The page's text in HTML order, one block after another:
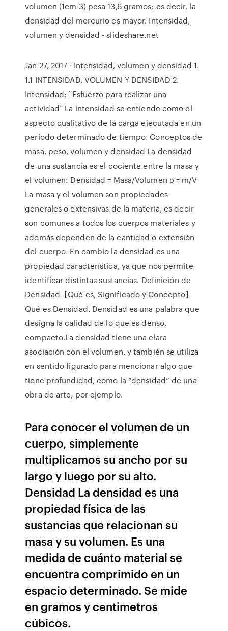
volumen (1cm 3) pesa 13,6 gramos; es decir, la
densidad del mercurio es mayor. Intensidad,
volumen y densidad - slideshare.net
Jan 27, 2017 · Intensidad, volumen y densidad 1.
1.1 INTENSIDAD, VOLUMEN Y DENSIDAD 2.
Intensidad: ¨Esfuerzo para realizar una
actividad¨ La intensidad se entiende como el
aspecto cualitativo de la carga ejecutada en un
período determinado de tiempo. Conceptos de
masa, peso, volumen y densidad La densidad
de una sustancia es el cociente entre la masa y
el volumen: Densidad = Masa/Volumen ρ = m/V
La masa y el volumen son propiedades
generales o extensivas de la materia, es decir
son comunes a todos los cuerpos materiales y
además dependen de la cantidad o extensión
del cuerpo. En cambio la densidad es una
propiedad característica, ya que nos permite
identificar distintas sustancias. Definición de
Densidad【Qué es, Significado y Concepto】
Qué es Densidad. Densidad es una palabra que
designa la calidad de lo que es denso,
compacto.La densidad tiene una clara
asociación con el volumen, y también se utiliza
en sentido figurado para mencionar algo que
tiene profundidad, como la “densidad” de una
obra de arte, por ejemplo.
Para conocer el volumen de un
cuerpo, simplemente
multiplicamos su ancho por su
largo y luego por su alto.
Densidad La densidad es una
propiedad física de las
sustancias que relacionan su
masa y su volumen. Es una
medida de cuánto material se
encuentra comprimido en un
espacio determinado. Se mide
en gramos y centimetros
cúbicos.